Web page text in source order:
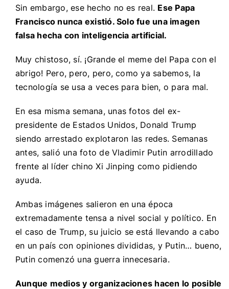
Sin embargo, ese hecho no es real. Ese Papa
Francisco nunca existió. Solo fue una imagen
falsa hecha con inteligencia artificial.
Muy chistoso, sí. ¡Grande el meme del Papa con el
abrigo! Pero, pero, pero, como ya sabemos, la
tecnología se usa a veces para bien, o para mal.
En esa misma semana, unas fotos del ex-
presidente de Estados Unidos, Donald Trump
siendo arrestado explotaron las redes. Semanas
antes, salió una foto de Vladimir Putin arrodillado
frente al líder chino Xi Jinping como pidiendo
ayuda.
Ambas imágenes salieron en una época
extremadamente tensa a nivel social y político. En
el caso de Trump, su juicio se está llevando a cabo
en un país con opiniones divididas, y Putin… bueno,
Putin comenzó una guerra innecesaria.
Aunque medios y organizaciones hacen lo posible